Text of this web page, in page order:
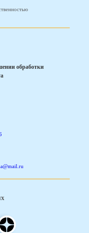
обработки